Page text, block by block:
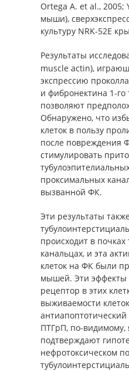
Ortega A. et al.,
мыши),
культуру NRK-52E
Результаты
muscle actin),
экспрессию
и фибронектина 1-го
позволяют
Обнаружено, что
клеток в пользу
после повреждения
стимулировать
проксимальных
вызванной ФК.
Эти результаты
происходит в
канальцах, и эта
клеток на ФК были
мышей. Эти эффекты
рецептор в этих
выживаемости
ПТГрП, по-
подтверждают
нефротоксическом